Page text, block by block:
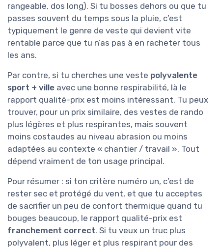
rangeable, dos long). Si tu bosses dehors ou que tu
passes souvent du temps sous la pluie, c’est
typiquement le genre de veste qui devient vite
rentable parce que tu n’as pas à en racheter tous
les ans.
Par contre, si tu cherches une veste polyvalente
sport + ville avec une bonne respirabilité, là le
rapport qualité-prix est moins intéressant. Tu peux
trouver, pour un prix similaire, des vestes de rando
plus légères et plus respirantes, mais souvent
moins costaudes au niveau abrasion ou moins
adaptées au contexte « chantier / travail ». Tout
dépend vraiment de ton usage principal.
Pour résumer : si ton critère numéro un, c’est de
rester sec et protégé du vent, et que tu acceptes
de sacrifier un peu de confort thermique quand tu
bouges beaucoup, le rapport qualité-prix est
franchement correct. Si tu veux un truc plus
polyvalent, plus léger et plus respirant pour des